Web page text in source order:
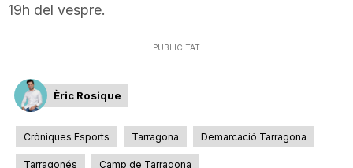
19h del vespre.
PUBLICITAT
Èric Rosique
Cròniques Esports Tarragona Demarcació Tarragona
Tarragonés Camp de Tarragona